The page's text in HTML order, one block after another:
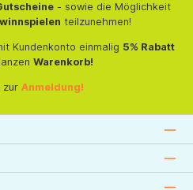
- sowie die Möglichkeit
teilzunehmen!
Kundenkonto einmalig 5% Rabatt
Warenkorb!
zur Anmeldung!